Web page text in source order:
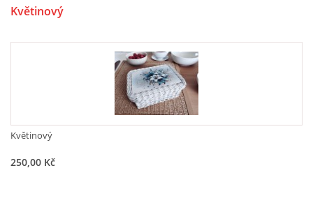
Květinový
Květinový
250,00 Kč